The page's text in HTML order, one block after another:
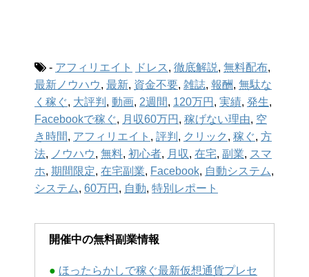
- アフィリエイト ドレス , 徹底解説, 無料配布,
最新ノウハウ, 最新, 資金不要, 雑誌, 報酬, 無駄な
く稼ぐ, 大評判 , 動画, 2週間, 120万円 , 実績, 発生,
Facebookで稼ぐ, 月収60万円 , 稼げない理由, 空
き時間, アフィリエイト , 評判 , クリック , 稼ぐ, 方
法, ノウハウ, 無料, 初心者, 月収, 在宅, 副業, スマ
ホ, 期間限定, 在宅副業, Facebook, 自動システム,
システム, 60万円 , 自動, 特別レポート
開催中の無料副業情報
● ほったらかしで稼ぐ最新仮想通貨プレセ